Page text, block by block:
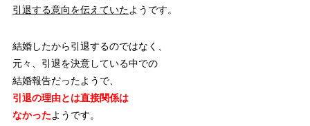
引退する意向を伝えていたようです。
結婚したから引退するのではなく、
元々、引退を決意している中での
結婚報告だったようで、
引退の理由とは直接関係は
なかったようです。